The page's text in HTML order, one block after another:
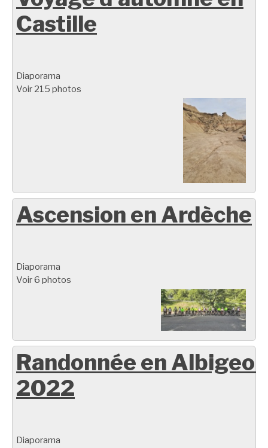
Castille
Diaporama
Voir 215 photos
Ascension en Ardèche
Diaporama
Voir 6 photos
Randonnée en
2022
Diaporama